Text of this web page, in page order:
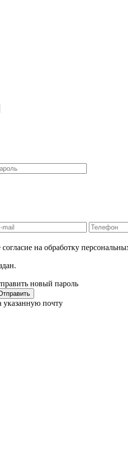
на обработку
новый пароль
почту